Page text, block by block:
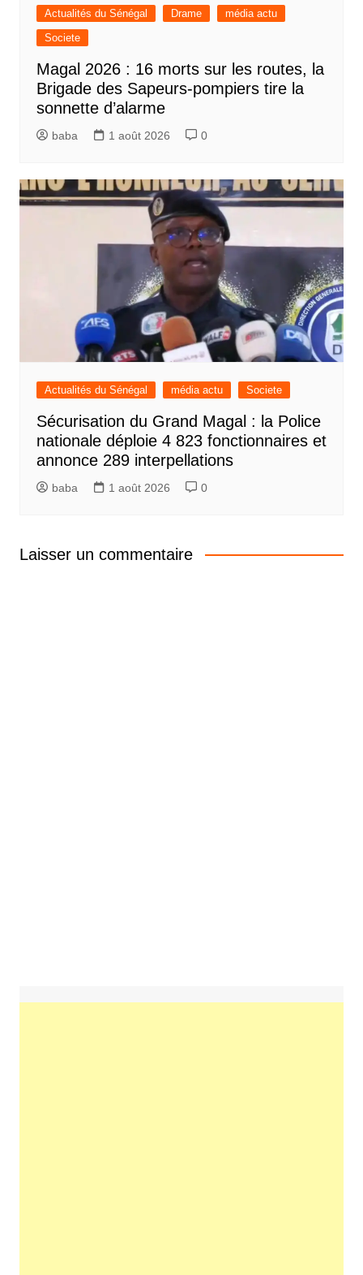
Actualités du Sénégal Drame
média actu
Societe
Magal 2026 : 16 morts sur les routes, la
Brigade des Sapeurs-pompiers tire la
sonnette d’alarme
baba 1 août 2026 0
Actualités du Sénégal média actu Societe
Sécurisation du Grand Magal : la Police
nationale déploie 4 823 fonctionnaires et
annonce 289 interpellations
baba 1 août 2026 0
Laisser un commentaire